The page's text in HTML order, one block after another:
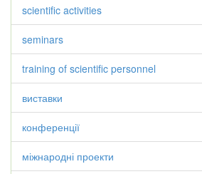
scientific activities
seminars
training of scientific personnel
виставки
конференції
міжнародні проекти